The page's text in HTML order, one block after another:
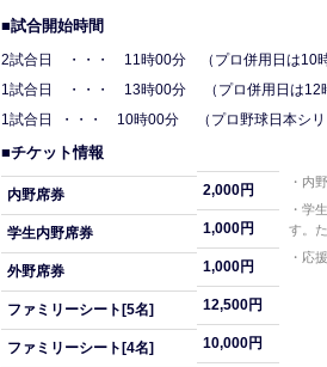
■試合開始時間
2試合日 ・・・ 11時00分 （プロ併用日
1試合日 ・・・ 13時00分 （プロ併用日は12
1試合日 ・・・ 10時00分 （プロ野球日本シリ
■チケット情報
内野席券
学生内野席券
外野席券
ファミリーシート[5名]
ファミリーシート[4名]
2,000円
1,000円
1,000円
12,500円
10,000円
・内
・学
す。
・応